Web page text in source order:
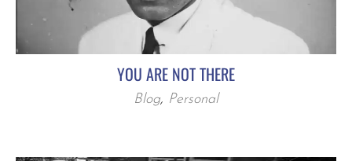
YOU ARE NOT THERE
Blog, Personal